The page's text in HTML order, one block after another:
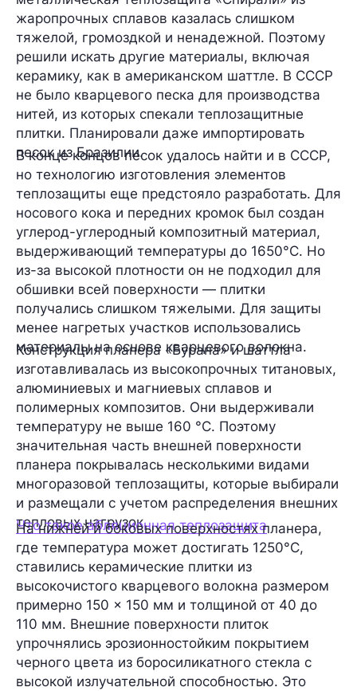
жаропрочных сплавов казалась слишком
тяжелой, громоздкой и ненадежной. Поэтому
решили искать другие материалы, включая
керамику, как в американском шаттле. В СССР
не было кварцевого песка для производства
нитей, из которых спекали теплозащитные
плитки. Планировали даже импортировать
песок из Бразилии.
В конце концов песок удалось найти и в СССР,
но технологию изготовления элементов
теплозащиты еще предстояло разработать. Для
носового кока и передних кромок был создан
углерод-углеродный композитный материал,
выдерживающий температуры до 1650°С. Но
из-за высокой плотности он не подходил для
обшивки всей поверхности — плитки
получались слишком тяжелыми. Для защиты
менее нагретых участков использовались
материалы на основе кварцевого волокна.
Конструкция планера «Бурана» и шаттла
изготавливалась из высокопрочных титановых,
алюминиевых и магниевых сплавов и
полимерных композитов. Они выдерживали
температуру не выше 160 °С. Поэтому
значительная часть внешней поверхности
планера покрывалась несколькими видами
многоразовой теплозащиты, которые выбирали
и размещали с учетом распределения внешних
тепловых нагрузок.
Что такое абляционная теплозащита
На нижней и боковых поверхностях планера,
где температура может достигать 1250°С,
ставились керамические плитки из
высокочистого кварцевого волокна размером
примерно 150 × 150 мм и толщиной от 40 до
110 мм. Внешние поверхности плиток
упрочнялись эрозионностойким покрытием
черного цвета из боросиликатного стекла с
высокой излучательной способностью. Это